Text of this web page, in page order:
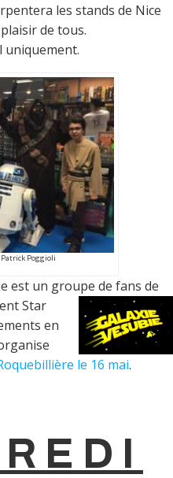
les stands de Nice
de tous.
uniquement.
Poggioli
est un groupe de fans de
Star
en
le 16 mai.